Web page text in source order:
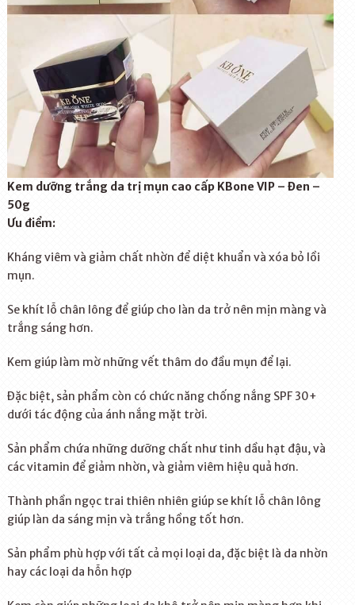
Kem dưỡng trắng da trị mụn cao cấp KBone VIP – Đen –
50g
Ưu điểm:
Kháng viêm và giảm chất nhờn để diệt khuẩn và xóa bỏ lồi
mụn.
Se khít lỗ chân lông để giúp cho làn da trở nên mịn màng và
trắng sáng hơn.
Kem giúp làm mờ những vết thâm do đầu mụn để lại.
Đặc biệt, sản phẩm còn có chức năng chống nắng SPF 30+
dưới tác động của ánh nắng mặt trời.
Sản phẩm chứa những dưỡng chất như tinh dầu hạt đậu, và
các vitamin để giảm nhờn, và giảm viêm hiệu quả hơn.
Thành phần ngọc trai thiên nhiên giúp se khít lỗ chân lông
giúp làn da sáng mịn và trắng hồng tốt hơn.
Sản phẩm phù hợp với tất cả mọi loại da, đặc biệt là da nhờn
hay các loại da hỗn hợp